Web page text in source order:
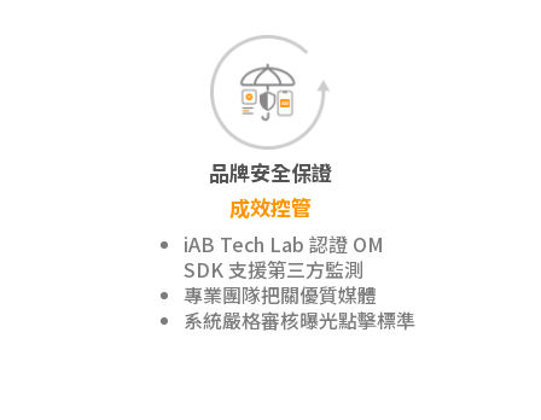
品牌安全保證
成效控管
iAB Tech Lab 認證 OM
SDK 支援第三方監測
專業團隊把關優質媒體
系統嚴格審核曝光點擊標準